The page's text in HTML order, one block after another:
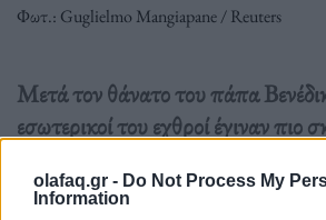
olafaq.gr - Do Not Process My
Information
Φωτ.: Guglielmo Mangiapane / Reuters
Μετά τον θάνατο του πάπα
εσωτερικοί του εχθροί έγιναν πιο